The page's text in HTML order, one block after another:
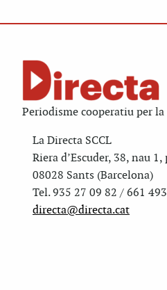
Periodisme cooperatiu per
La Directa SCCL
Riera d’Escuder, 38, nau 1,
08028 Sants (Barcelona)
Tel. 935 27 09 82 / 661
directa@directa.cat